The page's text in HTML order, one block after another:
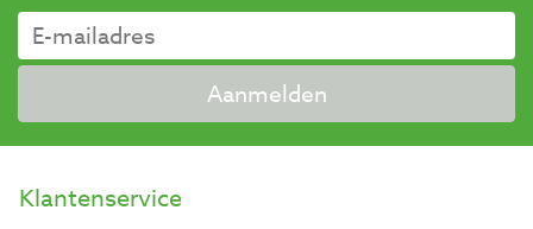
Aanmelden
Klantenservice